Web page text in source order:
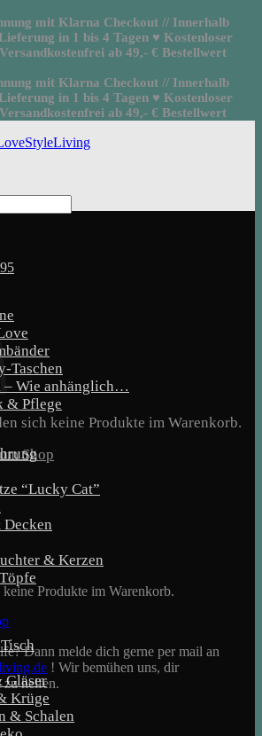
mit Klarna Checkout // Innerhalb
in 1 bis 4 Tagen ♥ Kostenloser
ab 49,- € Bestellwert
mit Klarna Checkout // Innerhalb
in 1 bis 4 Tagen ♥ Kostenloser
ab 49,- € Bestellwert
sich keine Produkte im Warenkorb.
Shop
Produkte im Warenkorb.
Dann melde dich gerne per mail an
! Wir bemühen uns, dir
zu helfen.
Taschen
– Wie anhänglich…
& Pflege
“Lucky Cat”
& Kerzen
Gläser
Krüge
& Schalen